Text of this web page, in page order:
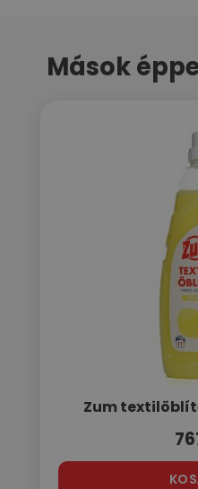
Mások
Zum